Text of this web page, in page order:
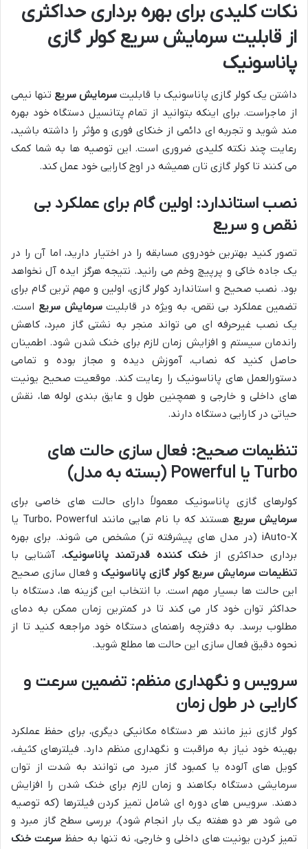
نکات کلیدی برای بهره برداری حداکثری
از قابلیت سرمایش سریع کولر گازی
پاناسونیک
داشتن یک کولر گازی پاناسونیک با قابلیت سرمایش سریع تنها نیمی
از ماجراست. برای اینکه بتوانید از تمام پتانسیل دستگاه خود بهره
مند شوید و تجربه ای دائمی از خنکای فوری و مؤثر را داشته باشید،
رعایت چند نکته کلیدی ضروری است. این توصیه ها به شما کمک
می کنند تا کولر گازی تان همیشه در اوج کارایی خود عمل کند.
نصب استاندارد: اولین گام برای عملکرد بی
نقص و سریع
تصور کنید بهترین خودروی مسابقه را در اختیار دارید، اما آن را در
یک جاده خاکی و پرپیچ وخم می رانید. نتیجه هرگز ایده آل نخواهد
بود. نصب صحیح و استاندارد کولر گازی، اولین و مهم ترین گام برای
تضمین عملکرد بی نقص، به ویژه در قابلیتسرمایش سریع است.
یک نصب غیرحرفه ای می تواند منجر به نشتی گاز مبرد، کاهش
راندمان سیستم و افزایش زمان لازم برای خنک شدن شود. اطمینان
حاصل کنید که نصاب، آموزش دیده و مجاز بوده و تمامی
دستورالعمل های پاناسونیک را رعایت کند. موقعیت صحیح یونیت
های داخلی و خارجی و همچنین طول و عایق بندی لوله ها، نقش
حیاتی در کارایی دستگاه دارند.
تنظیمات صحیح: فعال سازی حالت های
Turbo یا Powerful (بسته به مدل)
کولرهای گازی پاناسونیک معمولاً دارای حالت های خاصی برای
سرمایش سریع
هستند که با نام هایی مانند Turbo، Powerful یا
iAuto-X (در مدل های پیشرفته تر) مشخص می شوند. برای بهره
برداری حداکثری ازخنک کننده قدرتمند پاناسونیک، آشنایی با
تنظیمات سرمایش سریع کولر گازی پاناسونیک و فعال سازی صحیح
این حالت ها بسیار مهم است. با انتخاب این گزینه ها، دستگاه با
حداکثر توان خود کار می کند تا در کمترین زمان ممکن به دمای
مطلوب برسد. به دفترچه راهنمای دستگاه خود مراجعه کنید تا از
نحوه دقیق فعال سازی این حالت ها مطلع شوید.
سرویس و نگهداری منظم: تضمین سرعت و
کارایی در طول زمان
کولر گازی نیز مانند هر دستگاه مکانیکی دیگری، برای حفظ عملکرد
بهینه خود نیاز به مراقبت و نگهداری منظم دارد. فیلترهای کثیف،
کویل های آلوده یا کمبود گاز مبرد می توانند به شدت از توان
سرمایشی دستگاه بکاهند و زمان لازم برای خنک شدن را افزایش
دهند. سرویس های دوره ای شامل تمیز کردن فیلترها (که توصیه
می شود هر دو هفته یک بار انجام شود)، بررسی سطح گاز مبرد و
تمیز کردن یونیت های داخلی و خارجی، نه تنها به حفظسرعت خنک